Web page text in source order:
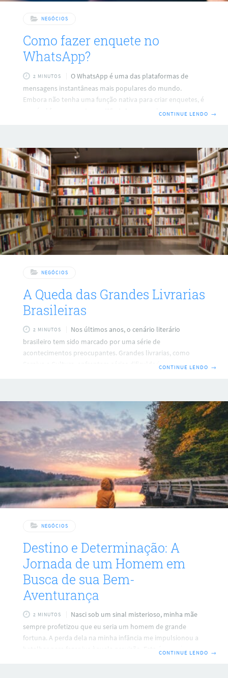
NEGÓCIOS
Como fazer enquete no
WhatsApp?
2 MINUTOS
O WhatsApp é uma das plataformas de
mensagens instantâneas mais populares do mundo.
Embora não tenha uma função nativa para criar enquetes, é
possível fazer enquetes no WhatsApp com algumas
WhatsApp é pedir aos participantes que votem usando
emojis de dedo. Passos: Escreva sua pergunta no chat ou
grupo. Liste as opções de
CONTINUE LENDO →
NEGÓCIOS
A Queda das Grandes Livrarias
Brasileiras
2 MINUTOS
Nos últimos anos, o cenário literário
brasileiro tem sido marcado por uma série de
acontecimentos preocupantes. Grandes livrarias, como
Saraiva e Cultura, enfrentam sérias dificuldades financeiras,
apresenta índices de leitura abaixo da média mundial.
Estima-se que o brasileiro leia, em média, apenas 4 livros
por ano. Em comparação, países como o Canadá têm uma
média
CONTINUE LENDO →
NEGÓCIOS
Destino e Determinação: A
Jornada de um Homem em
Busca de sua Bem-
Aventurança
2 MINUTOS
Nasci sob um sinal misterioso, minha mãe
sempre profetizou que eu seria um homem de grande
fortuna. A perda dela na minha infância me impulsionou a
batalhar para fazer jus àquela previsão. Esta é a história de
CONTINUE LENDO →